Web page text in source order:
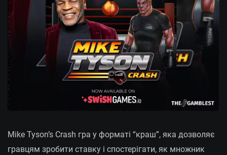
Mike Tyson’s Crash гра у форматі “краш”, яка дозволяє
гравцям зробити ставку і спостерігати, як множник